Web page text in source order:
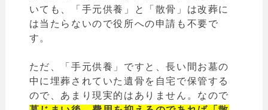
いても、「手元供養」と「散骨」は改葬に
は当たらないので役所への申請も不要で
す。
ただ、「手元供養」ですと、長い間お墓の
中に埋葬されていた遺骨を自宅で保管する
ので、あまり現実的はありません。なので